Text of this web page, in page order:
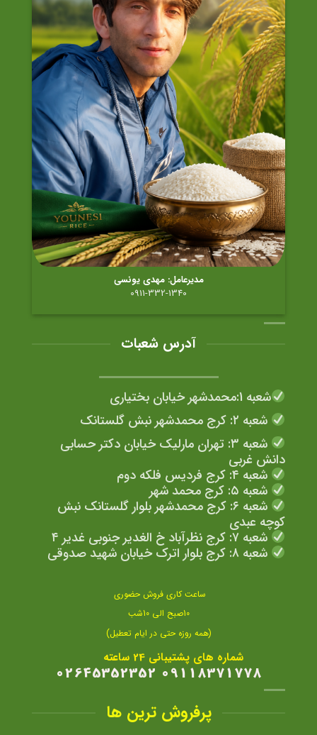
مدیرعامل: مهدی یونسی
0911-332-1340
آدرس شعبات
شعبه 1:محمدشهر خیابان بختیاری
شعبه ۲: کرج محمدشهر نبش گلستانک
شعبه ۳: تهران مارلیک خیابان دکتر حسابی
دانش غربی
شعبه ۴: کرج فردیس فلکه دوم
شعبه ۵: کرج محمد شهر
شعبه ۶: کرج محمدشهر بلوار گلستانک نبش
کوچه عبدی
شعبه ۷: کرج نظرآباد خ الغدیر جنوبی غدیر ۴
شعبه ۸: کرج بلوار اترک خیابان شهید صدوقی
ساعت کاری فروش حضوری
10صبح الی 10شب
(همه روزه حتی در ایام تعطیل)
شماره های پشتیبانی 24 ساعته
09118371778 02645352352
پرفروش ترین ها